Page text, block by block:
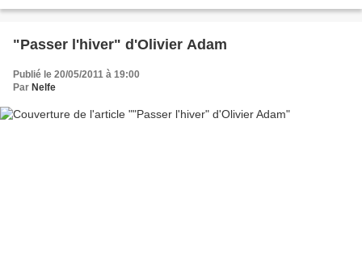
"Passer l'hiver" d'Olivier Adam
Publié le 20/05/2011 à 19:00
Par Nelfe